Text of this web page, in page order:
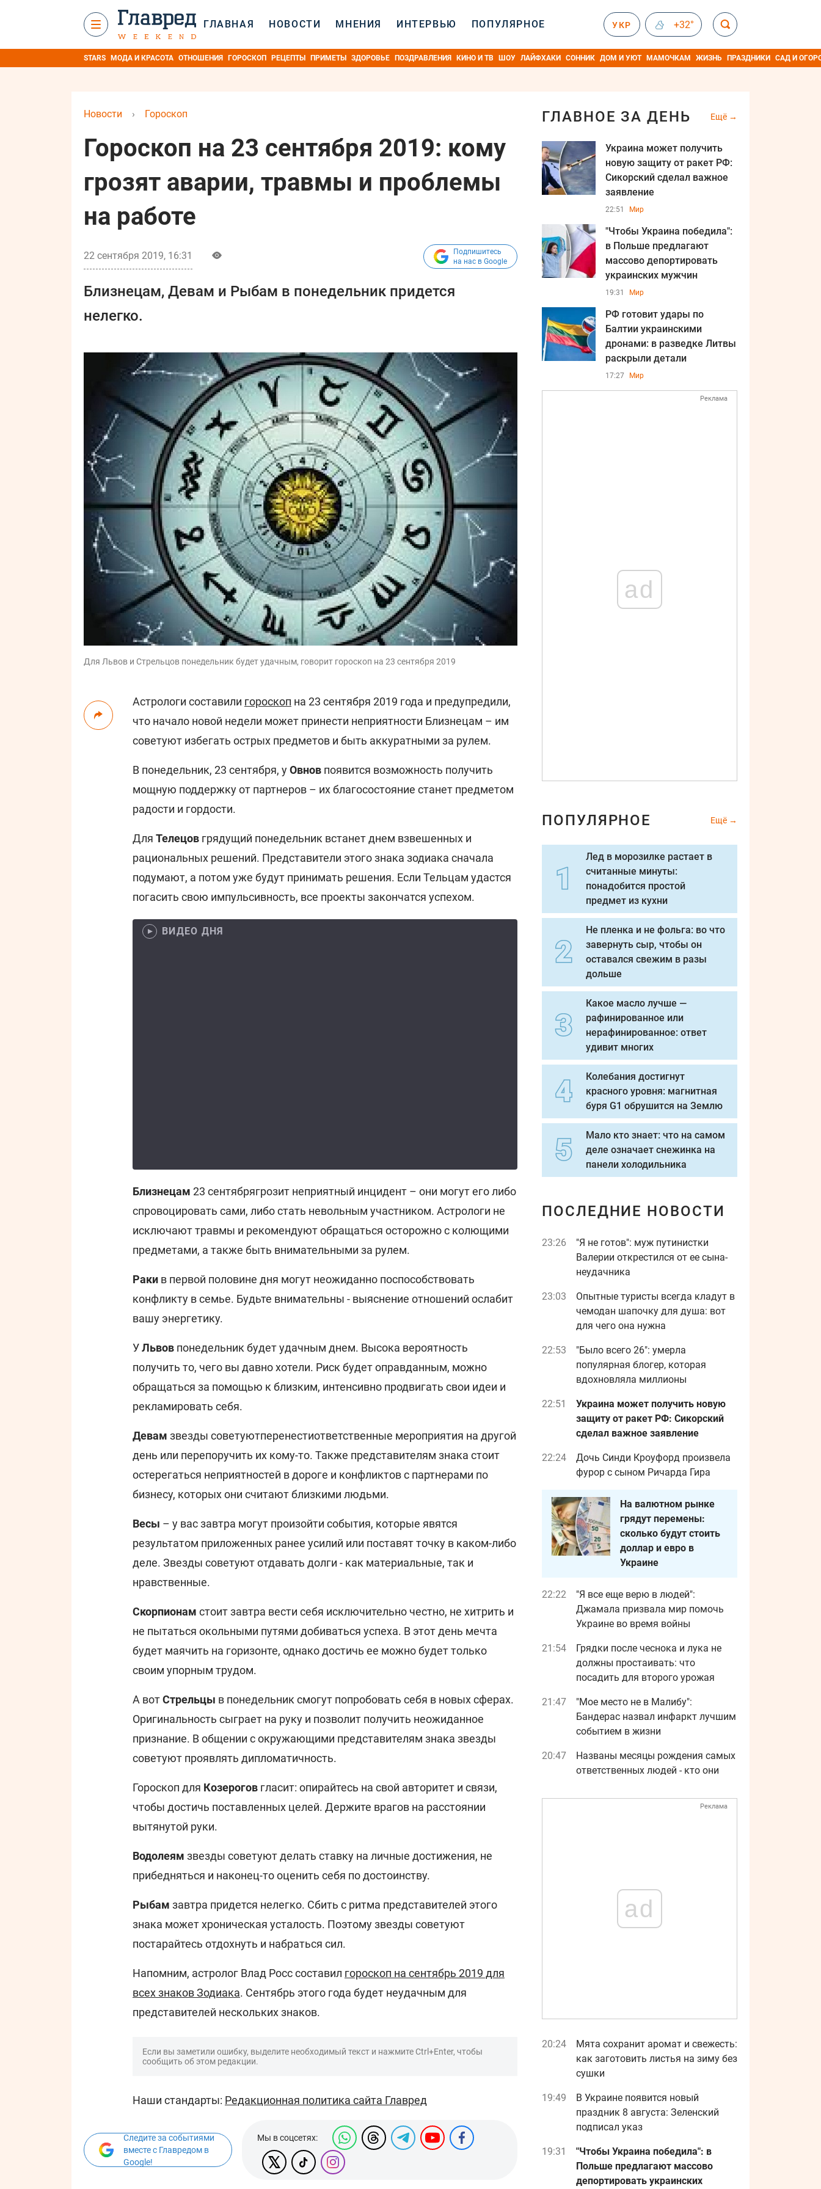
ГЛАВНАЯ НОВОСТИ МНЕНИЯ ИНТЕРВЬЮ ПОПУЛЯРНОЕ УКР +32°
STARS МОДА И КРАСОТА ОТНОШЕНИЯ ГОРОСКОП РЕЦЕПТЫ ПРИМЕТЫ ЗДОРОВЬЕ ПОЗДРАВЛЕНИЯ КИНО И ТВ ШОУ ЛАЙФХАКИ СОННИК ДОМ И УЮТ МАМОЧКАМ ЖИЗНЬ ПРАЗДНИКИ САД И
Новости › Гороскоп
Гороскоп на 23 сентября 2019: кому
грозят аварии, травмы и проблемы
на работе
22 сентября 2019, 16:31
Подпишитесь
на нас в Google
Близнецам, Девам и Рыбам в понедельник придется
нелегко.
Для Львов и Стрельцов понедельник будет удачным, говорит гороскоп на 23 сентября 2019
Астрологи составили гороскоп на 23 сентября 2019 года и предупредили,
что начало новой недели может принести неприятности Близнецам – им
советуют избегать острых предметов и быть аккуратными за рулем.
В понедельник, 23 сентября, уОвнов появится возможность получить
мощную поддержку от партнеров – их благосостояние станет предметом
радости и гордости.
Для Телецов грядущий понедельник встанет днем взвешенных и
рациональных решений. Представители этого знака зодиака сначала
подумают, а потом уже будут принимать решения. Если Тельцам удастся
погасить свою импульсивность, все проекты закончатся успехом.
ВИДЕО ДНЯ
Близнецам 23 сентябрягрозит неприятный инцидент – они могут его либо
спровоцировать сами, либо стать невольным участником. Астрологи не
исключают травмы и рекомендуют обращаться осторожно с колющими
предметами, а также быть внимательными за рулем.
Раки в первой половине дня могут неожиданно поспособствовать
конфликту в семье. Будьте внимательны - выяснение отношений ослабит
вашу энергетику.
УЛьвов понедельник будет удачным днем. Высока вероятность
получить то, чего вы давно хотели. Риск будет оправданным, можно
обращаться за помощью к близким, интенсивно продвигать свои идеи и
рекламировать себя.
Девам звезды советуютперенестиответственные мероприятия на другой
день или перепоручить их кому-то. Также представителям знака стоит
остерегаться неприятностей в дороге и конфликтов с партнерами по
бизнесу, которых они считают близкими людьми.
Весы – у вас завтра могут произойти события, которые явятся
результатом приложенных ранее усилий или поставят точку в каком-либо
деле. Звезды советуют отдавать долги - как материальные, так и
нравственные.
Скорпионам стоит завтра вести себя исключительно честно, не хитрить и
не пытаться окольными путями добиваться успеха. В этот день мечта
будет маячить на горизонте, однако достичь ее можно будет только
своим упорным трудом.
А вотСтрельцы в понедельник смогут попробовать себя в новых сферах.
Оригинальность сыграет на руку и позволит получить неожиданное
признание. В общении с окружающими представителям знака звезды
советуют проявлять дипломатичность.
Гороскоп для Козерогов гласит: опирайтесь на свой авторитет и связи,
чтобы достичь поставленных целей. Держите врагов на расстоянии
вытянутой руки.
Водолеям звезды советуют делать ставку на личные достижения, не
прибедняться и наконец-то оценить себя по достоинству.
Рыбам завтра придется нелегко. Сбить с ритма представителей этого
знака может хроническая усталость. Поэтому звезды советуют
постарайтесь отдохнуть и набраться сил.
Напомним, астролог Влад Росс составил гороскоп на сентябрь 2019 для
всех знаков Зодиака. Сентябрь этого года будет неудачным для
представителей нескольких знаков.
Если вы заметили ошибку, выделите необходимый текст и нажмите Ctrl+Enter, чтобы
сообщить об этом редакции.
Наши стандарты: Редакционная политика сайта Главред
Следите за событиями
вместе с Главредом в
Google!
Мы в соцсетях:
ГЛАВНОЕ ЗА ДЕНЬ Ещё
Украина может получить
новую защиту от ракет РФ:
Сикорский сделал важное
заявление
22:51 Мир
"Чтобы Украина победила":
в Польше предлагают
массово депортировать
украинских мужчин
19:31 Мир
РФ готовит удары по
Балтии украинскими
дронами: в разведке Литвы
раскрыли детали
17:27 Мир
Реклама
ad
ПОПУЛЯРНОЕ Ещё
Лед в морозилке растает в
считанные минуты:
понадобится простой
предмет из кухни
Не пленка и не фольга: во что
завернуть сыр, чтобы он
оставался свежим в разы
дольше
Какое масло лучше —
рафинированное или
нерафинированное: ответ
удивит многих
Колебания достигнут
красного уровня: магнитная
буря G1 обрушится на Землю
Мало кто знает: что на самом
деле означает снежинка на
панели холодильника
ПОСЛЕДНИЕ НОВОСТИ
23:26
"Я не готов": муж путинистки
Валерии открестился от ее сына-
неудачника
23:03
Опытные туристы всегда кладут в
чемодан шапочку для душа: вот
для чего она нужна
22:53
"Было всего 26": умерла
популярная блогер, которая
вдохновляла миллионы
22:51
Украина может получить новую
защиту от ракет РФ: Сикорский
сделал важное заявление
22:24
Дочь Синди Кроуфорд произвела
фурор с сыном Ричарда Гира
На валютном рынке
грядут перемены:
сколько будут стоить
доллар и евро в
Украине
22:22
"Я все еще верю в людей":
Джамала призвала мир помочь
Украине во время войны
21:54
Грядки после чеснока и лука не
должны простаивать: что
посадить для второго урожая
21:47
"Мое место не в Малибу":
Бандерас назвал инфаркт лучшим
событием в жизни
20:47
Названы месяцы рождения самых
ответственных людей - кто они
Реклама
ad
20:24
Мята сохранит аромат и свежесть:
как заготовить листья на зиму без
сушки
19:49
В Украине появится новый
праздник 8 августа: Зеленский
подписал указ
19:31
"Чтобы Украина победила": в
Польше предлагают массово
депортировать украинских